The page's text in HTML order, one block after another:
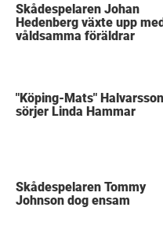
Skådespelaren Johan
Hedenberg växte upp
våldsamma föräldrar
"Köping-Mats" Halvarsson
sörjer Linda Hammar
Skådespelaren Tommy
Johnson dog ensam